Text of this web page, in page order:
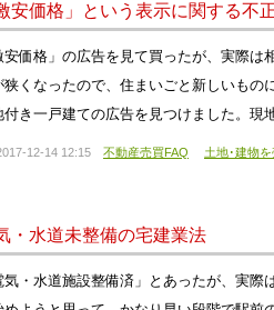
安価格」という表示に関する不
安価格」の広告を見て買ったが、実際
狭くなったので、住まいごと新しいもの
付き一戸建ての広告を見つけました。
12-14 12:15 不動産売買FAQ 土地･建物
・水道未整備の宅建業法
気・水道施設整備済」とあったが、実